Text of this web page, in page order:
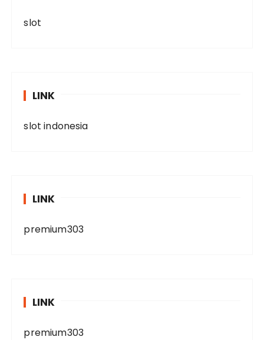
slot
LINK
slot indonesia
LINK
premium303
LINK
premium303